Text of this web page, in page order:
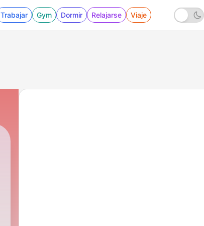
Trabajar Gym Dormir Relajarse Viaje